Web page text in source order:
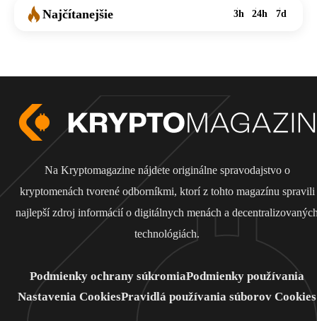
Najčítanejšie 3h 24h 7d
Na Kryptomagazine nájdete originálne spravodajstvo o
kryptomenách tvorené odborníkmi, ktorí z tohto magazínu spravili
najlepší zdroj informácií o digitálnych menách a
technológiách.
Podmienky ochrany súkromiaPodmienky používania
Nastavenia CookiesPravidlá používania súborov Cookies